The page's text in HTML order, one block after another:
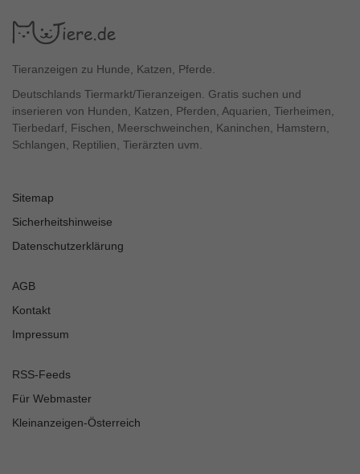
Tieranzeigen zu Hunde, Katzen, Pferde.
Deutschlands Tiermarkt/Tieranzeigen. Gratis suchen und
inserieren von Hunden, Katzen, Pferden, Aquarien, Tierheimen,
Tierbedarf, Fischen, Meerschweinchen, Kaninchen, Hamstern,
Schlangen, Reptilien, Tierärzten uvm.
Sitemap
Sicherheitshinweise
Datenschutzerklärung
AGB
Kontakt
Impressum
RSS-Feeds
Für Webmaster
Kleinanzeigen-Österreich